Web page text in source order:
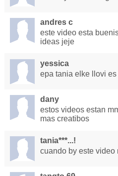
andres c
este video esta
ideas jeje
yessica
epa tania elke llovi
dany
estos videos estan
mas creatibos
tania***...!
cuando by este video